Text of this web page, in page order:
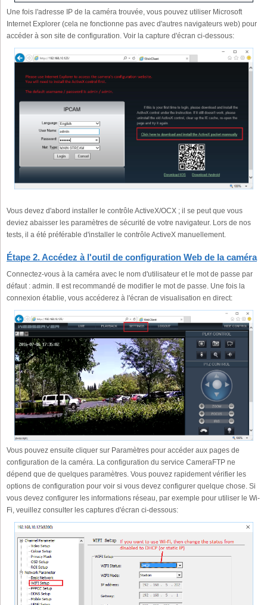
Une fois l'adresse IP de la caméra trouvée, vous pouvez utiliser Microsoft
Internet Explorer (cela ne fonctionne pas avec d'autres navigateurs web) pour
accéder à son site de configuration. Voir la capture d'écran ci-dessous:
Vous devez d'abord installer le contrôle ActiveX/OCX ; il se peut que vous
deviez abaisser les paramètres de sécurité de votre navigateur. Lors de nos
tests, il a été préférable d'installer le contrôle ActiveX manuellement.
Étape 2. Accédez à l'outil de configuration Web de la caméra
Connectez-vous à la caméra avec le nom d'utilisateur et le mot de passe par
défaut : admin. Il est recommandé de modifier le mot de passe. Une fois la
connexion établie, vous accéderez à l'écran de visualisation en direct:
Vous pouvez ensuite cliquer sur Paramètres pour accéder aux pages de
configuration de la caméra. La configuration du service CameraFTP ne
dépend que de quelques paramètres. Vous pouvez rapidement vérifier les
options de configuration pour voir si vous devez configurer quelque chose. Si
vous devez configurer les informations réseau, par exemple pour utiliser le Wi-
Fi, veuillez consulter les captures d'écran ci-dessous: